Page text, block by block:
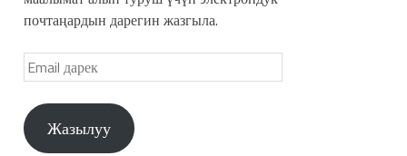
почтаңардын дарегин жазгыла.
Жазылуу